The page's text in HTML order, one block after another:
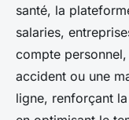
santé, la
salaries,
compte
accident ou une
ligne, renforçant